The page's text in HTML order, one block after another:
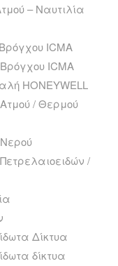
– Ναυτιλία
ICMA
ICMA
HONEYWELL
/ Θερμού
/
Δίκτυα
δίκτυα